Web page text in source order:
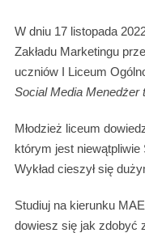
W dniu 17 listopada
Zakładu Marketingu
uczniów I Liceum
Social Media Menedżer
Młodzież liceum
którym jest niewątpliwie
Wykład cieszył się
Studiuj na kierunku
dowiesz się jak zdobyć